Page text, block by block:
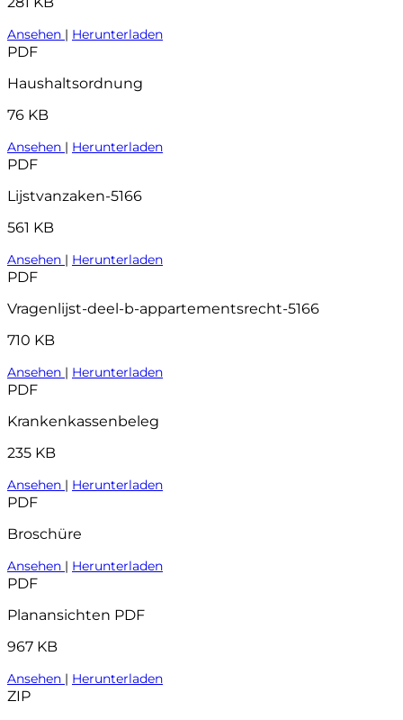
Ansehen | Herunterladen
PDF
Haushaltsordnung
76 KB
Ansehen | Herunterladen
PDF
Lijstvanzaken-5166
561 KB
Ansehen | Herunterladen
PDF
Vragenlijst-deel-b-appartementsrecht-5166
710 KB
Ansehen | Herunterladen
PDF
Krankenkassenbeleg
235 KB
Ansehen | Herunterladen
PDF
Broschüre
Ansehen | Herunterladen
PDF
Planansichten PDF
967 KB
Ansehen | Herunterladen
ZIP